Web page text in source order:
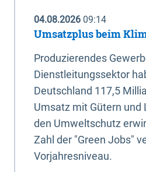
04.08.2026 09:14
Umsatzplus beim
Produzierendes
Dienstleitungssektor
Deutschland 117,5
Umsatz mit Gütern und
den Umweltschutz
Zahl der "Green Jobs"
Vorjahresniveau.